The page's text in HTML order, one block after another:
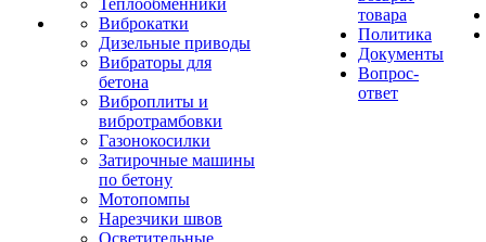
Теплообменники
Виброкатки
Дизельные приводы
Вибраторы для
бетона
Виброплиты и
вибротрамбовки
Газонокосилки
Затирочные машины
по бетону
Мотопомпы
Нарезчики швов
Осветительные
товара
Политика
Документы
Вопрос-
ответ